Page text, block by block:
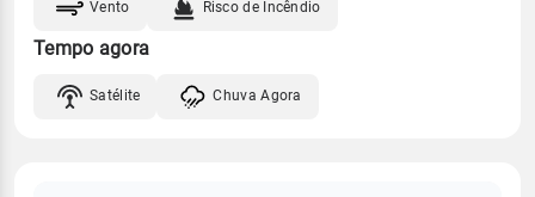
Vento Risco de Incêndio
Tempo agora
Satélite Chuva Agora